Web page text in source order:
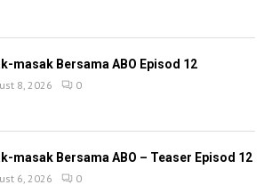
masak Bersama ABO Episod 12
8, 2026 0
masak Bersama ABO – Teaser Episod 12
6, 2026 0